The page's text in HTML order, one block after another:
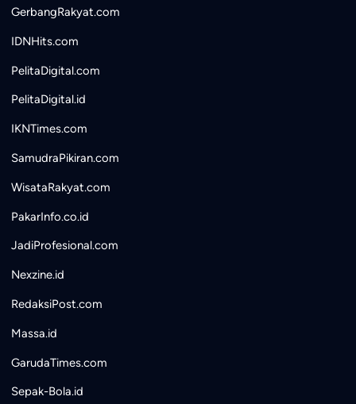
GerbangRakyat.com
IDNHits.com
PelitaDigital.com
PelitaDigital.id
IKNTimes.com
SamudraPikiran.com
WisataRakyat.com
PakarInfo.co.id
JadiProfesional.com
Nexzine.id
RedaksiPost.com
Massa.id
GarudaTimes.com
Sepak-Bola.id